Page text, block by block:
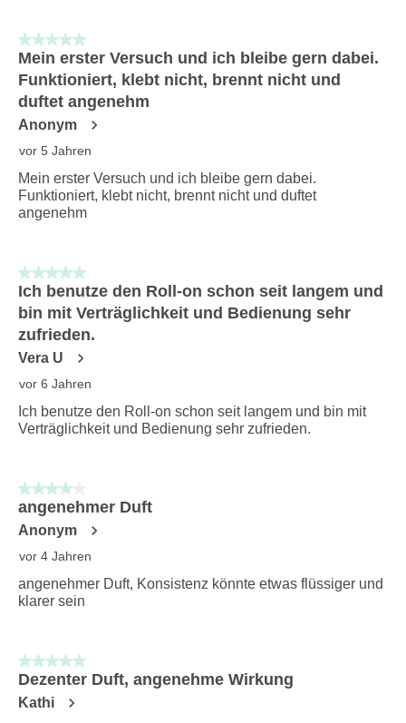
5 von 5 Sternen.
Mein erster Versuch und ich bleibe gern dabei.
Funktioniert, klebt nicht, brennt nicht und
duftet angenehm
Anonym
vor 5 Jahren
Mein erster Versuch und ich bleibe gern dabei.
Funktioniert, klebt nicht, brennt nicht und duftet
angenehm
5 von 5 Sternen.
Ich benutze den Roll-on schon seit langem und
bin mit Verträglichkeit und Bedienung sehr
zufrieden.
Vera U
vor 6 Jahren
Ich benutze den Roll-on schon seit langem und bin mit
Verträglichkeit und Bedienung sehr zufrieden.
4 von 5 Sternen.
angenehmer Duft
Anonym
vor 4 Jahren
angenehmer Duft, Konsistenz könnte etwas flüssiger und
klarer sein
5 von 5 Sternen.
Dezenter Duft, angenehme Wirkung
Kathi